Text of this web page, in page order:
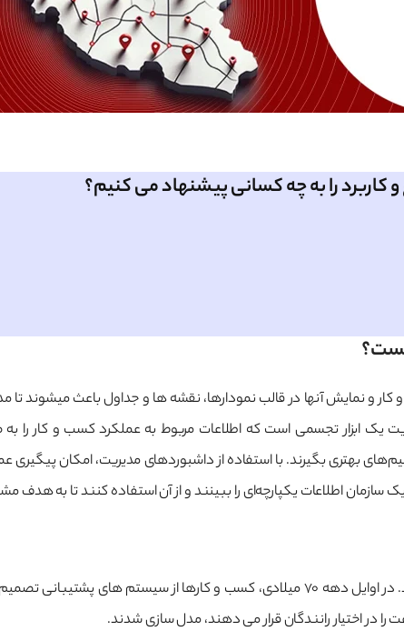
کاربرد را به چه کسانی پیشنهاد می کنیم؟
و نمایش آنها در قالب نمودارها، نقشه ها و جداول باعث میشوند تا
یک ابزار تجسمی است که اطلاعات مربوط به عملکرد کسب و کار را
بهتری بگیرند. با استفاده از داشبوردهای مدیریت، امکان پیگیری
سازمان اطلاعات یکپارچه‌ای را ببینند و از آن استفاده کنند تا به هدف
در اختیار رانندگان قرار می دهند، مدل سازی شدند.